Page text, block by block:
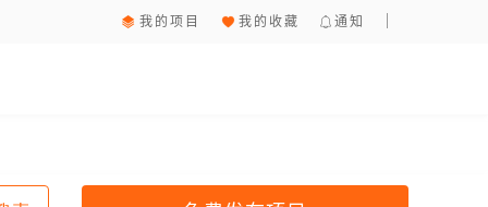
我的项目 我的收藏 通知